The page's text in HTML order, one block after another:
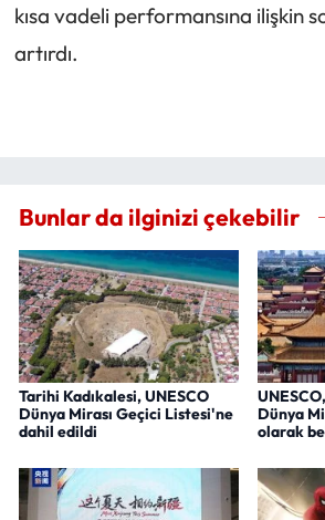
kısa vadeli performansına ilişkin
artırdı.
Bunlar da ilginizi çekebilir
Tarihi Kadıkalesi, UNESCO
Dünya Mirası Geçici Listesi'ne
dahil edildi
Dünya
olarak